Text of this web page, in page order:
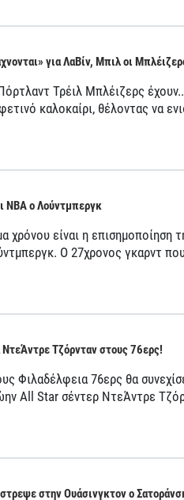
για ΛαΒίν, Μπιλ οι
Τρέιλ Μπλέιζερς
καλοκαίρι, θέλοντας να
NBA ο Λούντμπεργκ
χρόνου είναι η επισημοποίηση
Ο 27χρονος γκαρντ
Τζόρνταν στους 76ερς!
Φιλαδέλφεια 76ερς θα
All Star σέντερ ΝτεΆντρε
στην Ουάσινγκτον ο